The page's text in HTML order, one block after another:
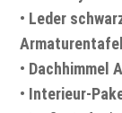
• Leder
• Dachhimmel
• Interieur-